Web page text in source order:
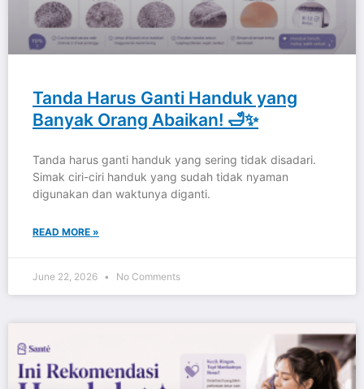
Tanda Harus Ganti Handuk yang
Banyak Orang Abaikan! 🛁✨
Tanda harus ganti handuk yang sering tidak disadari.
Simak ciri-ciri handuk yang sudah tidak nyaman
digunakan dan waktunya diganti.
READ MORE »
June 22, 2026 No Comments